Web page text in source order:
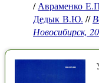
/Авраменко
Дедык В.Ю. //
Новосибирск,